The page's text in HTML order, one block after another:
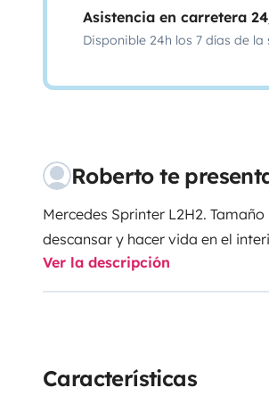
Asistencia en carretera
Disponible 24h los 7 días de la
Roberto te
Mercedes Sprinter L2H2.
descansar y hacer vida en el
Ver la descripción
Características